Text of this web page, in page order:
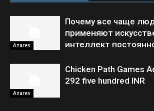
Azares
Почему все чаще
применяют
интеллект
Azares
Chicken Path Games
292 five hundred INR